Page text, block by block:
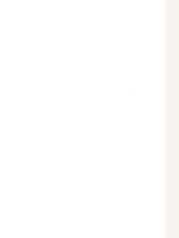
50 cm. - KRZYŻE